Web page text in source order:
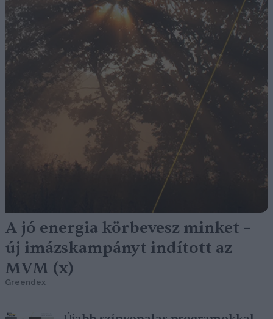
A jó energia körbevesz minket –
új imázskampányt indított az
MVM (x)
Greendex